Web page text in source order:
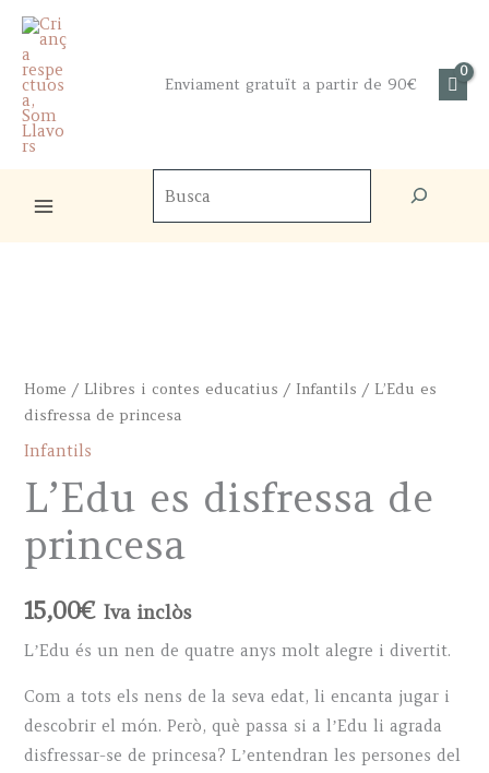
Skip
content
Enviament gratuït a partir de 90€
Home / Llibres i contes educatius / Infantils / L’Edu es
disfressa de princesa
Infantils
L’Edu es disfressa de
princesa
15,00€ Iva inclòs
LʼEdu és un nen de quatre anys molt alegre i divertit.
Com a tots els nens de la seva edat, li encanta jugar i
descobrir el món. Però, què passa si a lʼEdu li agrada
disfressar-se de princesa? Lʼentendran les persones del